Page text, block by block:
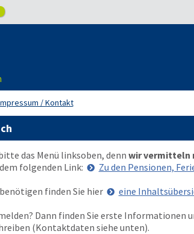
/ Kontakt
das Menü linksoben, denn wir vermitteln
folgenden Link:
Zu den Pensionen,
finden Sie hier
eine
Dann finden Sie erste Informationen
(Kontaktdaten siehe unten).